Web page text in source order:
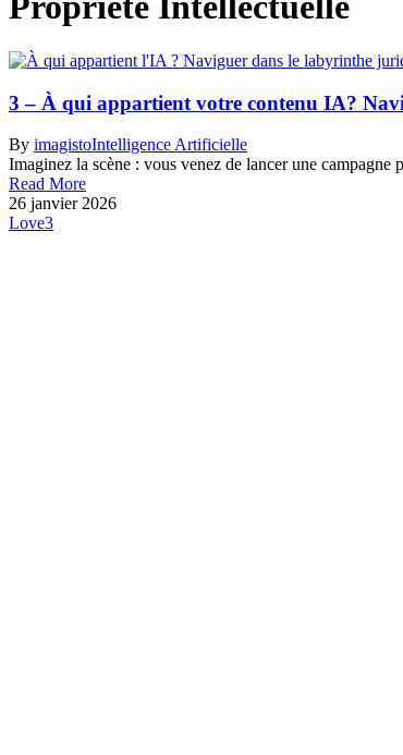
3 – À qui appartient votre contenu IA?
By imagistoIntelligence Artificielle
Imaginez la scène : vous venez de lancer une campagne
Read More
26 janvier 2026
Love3